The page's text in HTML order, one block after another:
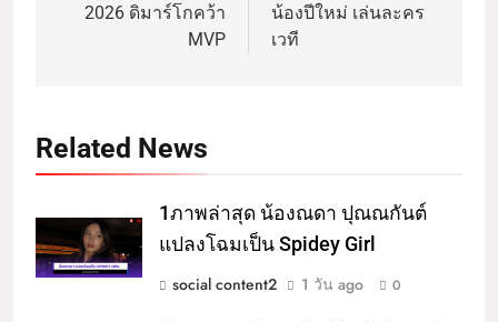
2026 ดิมาร์โกคว้า
MVP
น้องปีใหม่ เล่นละคร
เวที
Related News
1ภาพล่าสุด น้องณดา ปุณณกันต์
แปลงโฉมเป็น Spidey Girl
social content2
1 วัน ago 0